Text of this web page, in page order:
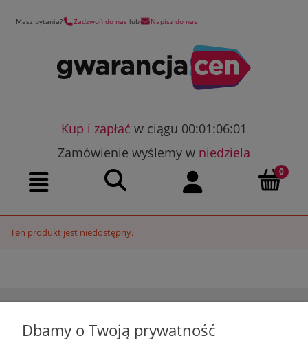
Masz pytania? Zadzwoń do nas lub Napisz do nas
Kup i zapłać w ciągu 00:01:06:01
Zamówienie wyślemy w niedziela
Ten produkt jest niedostępny.
Dbamy o Twoją prywatność